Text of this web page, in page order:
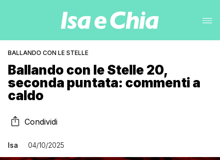
BALLANDO CON LE STELLE
Ballando con le Stelle 20,
seconda puntata: commenti a
caldo
Condividi
Isa 04/10/2025